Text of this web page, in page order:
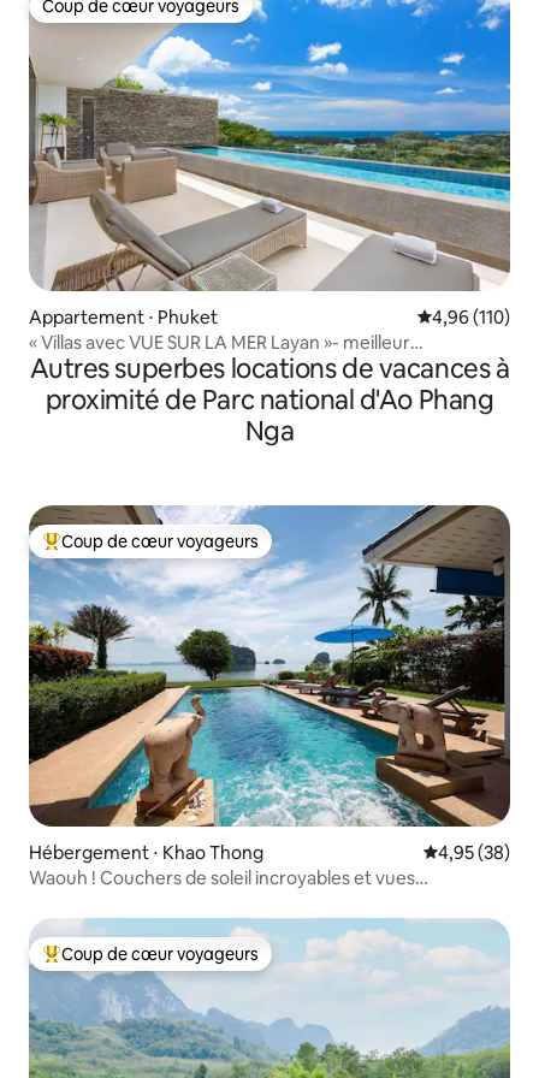
Coup de cœur voyageurs
Coup de cœur voyageurs
Appartement ⋅ Phuket Évaluation
4,96 (110)
« Villas avec VUE SUR LA MER Layan »- meilleur
appartement de 3 lits, piscine de 11 m
Autres superbes locations de vacances à
proximité de Parc national d'Ao Phang
Nga
Coups de cœur voyageurs les plus appréciés
Coup de cœur voyageurs
Hébergement ⋅ Khao Thong Évaluation
4,95 (38)
Waouh ! Couchers de soleil incroyables et vues
Coups de cœur voyageurs les plus appréciés
Coup de cœur voyageurs